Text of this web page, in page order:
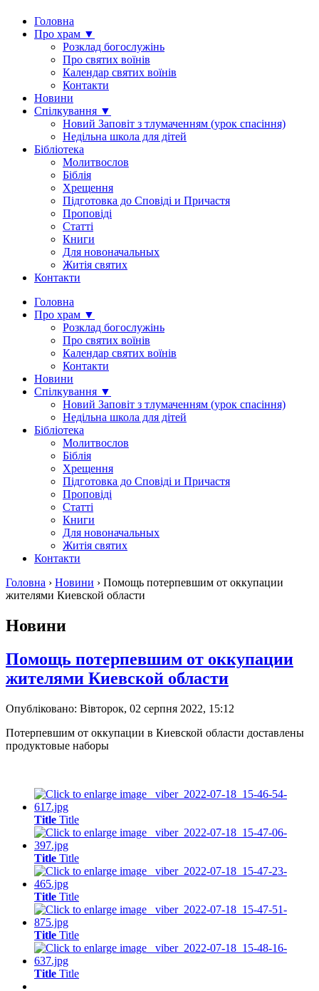
Головна
Про храм ▼
Розклад богослужінь
Про святих воїнів
Календар святих воїнів
Контакти
Новини
Спілкування ▼
Новий Заповіт з тлумаченням (урок спасіння)
Недільна школа для дітей
Бібліотека
Молитвослов
Біблія
Хрещення
Підготовка до Сповіді и Причастя
Проповіді
Статті
Книги
Для новоначальных
Житія святих
Контакти
Головна
Про храм ▼
Розклад богослужінь
Про святих воїнів
Календар святих воїнів
Контакти
Новини
Спілкування ▼
Новий Заповіт з тлумаченням (урок спасіння)
Недільна школа для дітей
Бібліотека
Молитвослов
Біблія
Хрещення
Підготовка до Сповіді и Причастя
Проповіді
Статті
Книги
Для новоначальных
Житія святих
Контакти
Головна › Новини › Помощь потерпевшим от оккупации
жителями Киевской области
Новини
Помощь потерпевшим от оккупации
жителями Киевской области
Опубліковано: Вівторок, 02 серпня 2022, 15:12
Потерпевшим от оккупации в Киевской области доставлены
продуктовые наборы
Title Title
Title Title
Title Title
Title Title
Title Title